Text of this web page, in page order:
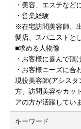
・美容、エステなど
・営業経験
※在宅訪問美容師、
髪店、スパニストと
■求める人物像
・お客様に喜んで頂
・お客様ニーズに合
現役美容師(アシス
方、訪問美容やカッ
アの方が活躍してい
キーワード